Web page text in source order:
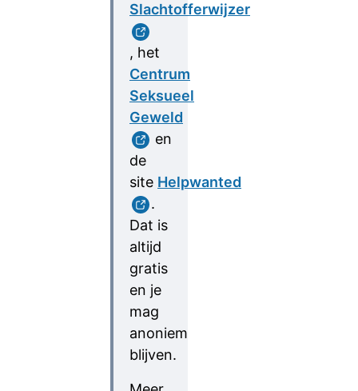
Slachtofferwijzer
, het
Centrum
Seksueel
Geweld
en
de
site Helpwanted
.
Dat is
altijd
gratis
en je
mag
anoniem
blijven.